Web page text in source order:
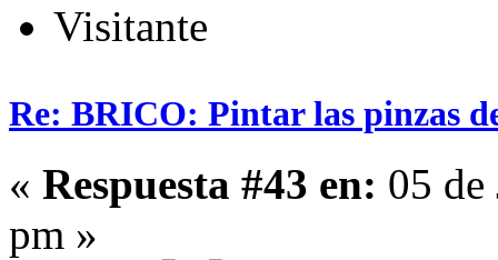
Visitante
Re: BRICO: Pintar las pinzas
« Respuesta #43 en: 05
pm »